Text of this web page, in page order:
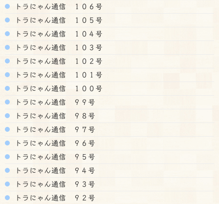
トラにゃん通信 １０６号
トラにゃん通信 １０５号
トラにゃん通信 １０４号
トラにゃん通信 １０３号
トラにゃん通信 １０２号
トラにゃん通信 １０１号
トラにゃん通信 １００号
トラにゃん通信 ９９号
トラにゃん通信 ９８号
トラにゃん通信 ９７号
トラにゃん通信 ９６号
トラにゃん通信 ９５号
トラにゃん通信 ９４号
トラにゃん通信 ９３号
トラにゃん通信 ９２号